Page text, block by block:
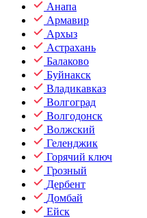
Анапа
Армавир
Архыз
Астрахань
Балаково
Буйнакск
Владикавказ
Волгоград
Волгодонск
Волжский
Геленджик
Горячий ключ
Грозный
Дербент
Домбай
Ейск